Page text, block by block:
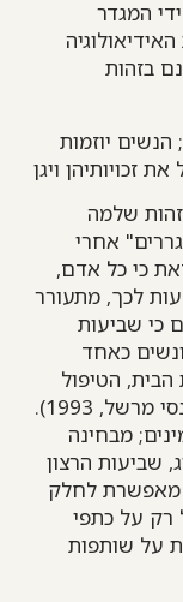
המגדר
בזהות
הנשים יוזמות
זכויותיהן ויגן
זהות שלמה
אחרי
כי כל אדם,
לכך, מתעורר
כי שביעות
כאחד
הטיפול
בילדים והאחריות הכוללת למשפחה. (ננסי מרשל, 1993).
מבחינה
שביעות הרצון
מאפשרת לחלק
רק על כתפי
על שותפות